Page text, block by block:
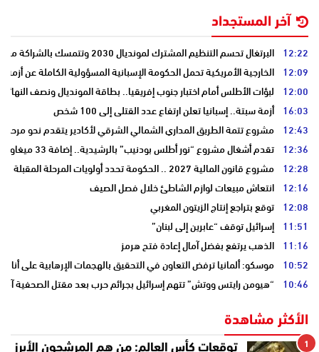
آخر المستجداد
12:22 البرتغال تحسم التنظيم المشترك لمونديال 2030 وتتمسك بالشراكة مع المغرب وإسبانيا
12:09 الخارجية الأمريكية تحمل الحكومة الإسبانية المسؤولية الكاملة عن أزمة
12:00 لبؤات الأطلس أمام اختبار جنوب إفريقيا.. بطاقة المونديال ونصف
16:03 أزمة سبتة.. إسبانيا تعلن ارتفاع عدد القتلى إلى 100 شخص
12:43 مشروع تتمة الطريق المداري الشمالي الشرقي لأكادير يتقدم نحو مرحلة
12:36 تقدم أشغال مشروع “نور أطلس بودنيب” بالرشيدية.. إضافة 33 ميغاوات إلى الشبكة الوطنية
12:28 مشروع قانون المالية 2027 .. الحكومة تحدد أولويات المرحلة المقبلة
12:16 انتعاش مبيعات لوازم الشاطئ خلال فصل الصيف
12:08 توقع بتراجع إنتاج الزيتون المغربي
11:51 إسرائيل توقف “عابرين إلى لبنان”
11:16 الذهب يرتفع بفضل آمال إعادة فتح هرمز
10:52 موسكو: ألمانيا ترفض التعاون في التحقيق بالهجمات الإرهابية على
10:46 “هيومن رايتس ووتش” تتهم إسرائيل بجرائم حرب بعد مقتل الصحفية
الأكثر مشاهدة
1
توقعات كأس العالم: من هم المرشحون الأبرز